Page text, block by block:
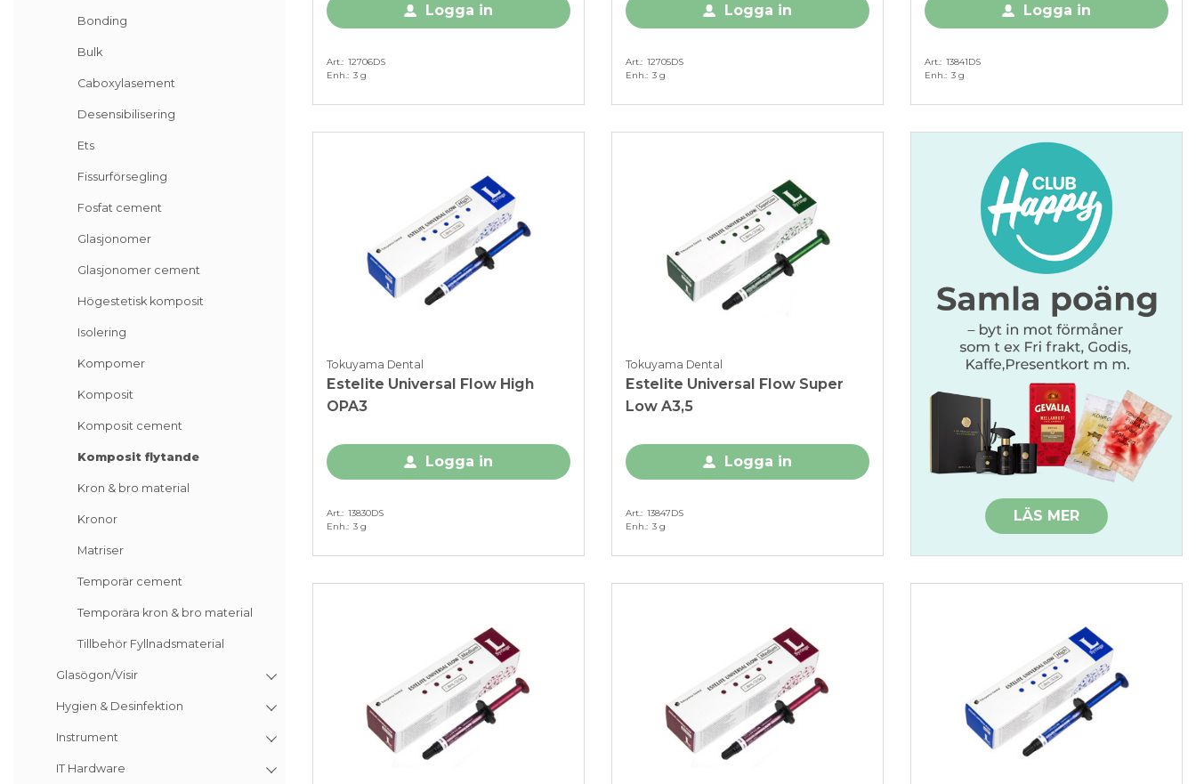
Bonding
Bulk
Caboxylasement
Desensibilisering
Ets
Fissurförsegling
Fosfat cement
Glasjonomer
Glasjonomer cement
Högestetisk komposit
Isolering
Kompomer
Komposit
Komposit cement
Komposit flytande
Kron & bro material
Kronor
Matriser
Temporär cement
Temporära kron & bro material
Tillbehör Fyllnadsmaterial
Glasögon/Visir
Hygien & Desinfektion
Instrument
IT Hardware
Logga in
Art. 12706DS
Enh. 3 g
Logga in
Art. 12705DS
Enh. 3 g
Logga in
Art. 13841DS
Enh. 3 g
Tokuyama Dental
Estelite Universal Flow High
OPA3
Logga in
Art. 13830DS
Enh. 3 g
Tokuyama Dental
Estelite Universal Flow Super
Low A3,5
Logga in
Art. 13847DS
Enh. 3 g
LÄS MER